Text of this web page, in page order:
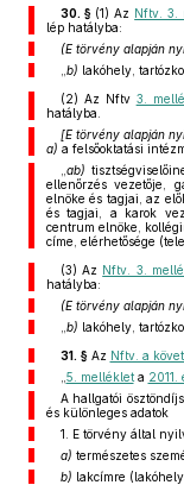
30. §(1) Az Nftv. 3.
lép hatályba:
(E törvény alapján
b) lakóhely,
(2) Az Nftv 3.
hatályba.
[E törvény alapján
a) a felsőoktatási
ab)
ellenőrzés vezetője,
elnöke és tagjai, az
és tagjai, a karok
centrum elnöke,
címe, elérhetősége
(3) Az Nftv. 3.
hatályba:
(E törvény alapján
b) lakóhely,
31. §Az Nftv. a
5. mellékleta
A hallgatói
és különleges adatok
1. E törvény által
a) természetes
b) lakcímre